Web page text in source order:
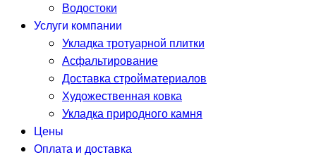
Водостоки
Услуги компании
Укладка тротуарной плитки
Асфальтирование
Доставка стройматериалов
Художественная ковка
Укладка природного камня
Цены
Оплата и доставка